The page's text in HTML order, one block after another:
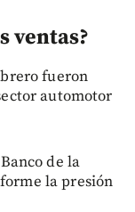
ventas?
fueron
automotor
de la
la presión